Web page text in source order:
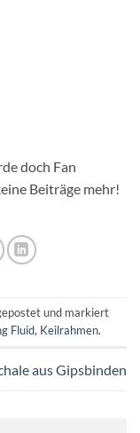
doch Fan
Beiträge mehr!
und markiert
Fluid, Keilrahmen.
aus Gipsbinden